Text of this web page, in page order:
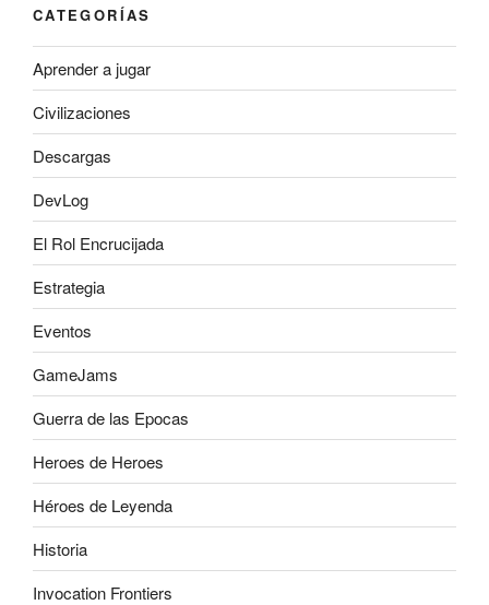
CATEGORÍAS
Aprender a jugar
Civilizaciones
Descargas
DevLog
El Rol Encrucijada
Estrategia
Eventos
GameJams
Guerra de las Epocas
Heroes de Heroes
Héroes de Leyenda
Historia
Invocation Frontiers